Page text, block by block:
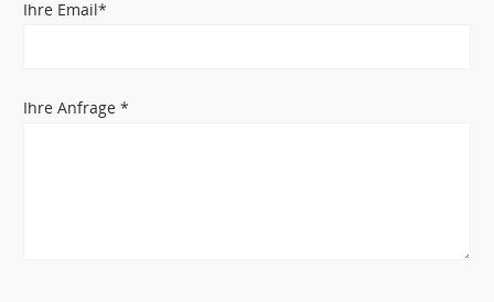
Ihre Email*
Ihre Anfrage *